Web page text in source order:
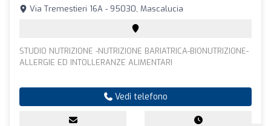
Via Tremestieri 16A - 95030, Mascalucia
STUDIO NUTRIZIONE -NUTRIZIONE BARIATRICA-BIONUTRIZIONE-
ALLERGIE ED INTOLLERANZE ALIMENTARI
Vedi telefono